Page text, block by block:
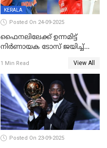
KERALA
Posted On 24-09-2025
ഫൈനലിലേക്ക് ഉന്നമിട്ട്
നിര്‍ണായക ടോസ് ജയിച്ച്
ഇന്ത്യയ്ക്ക് ബാറ്റിംഗ്
1 Min Read View All
Posted On 23-09-2025